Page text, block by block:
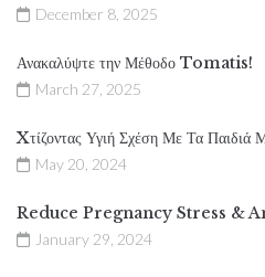
December 8, 2025
Ανακαλύψτε την Μέθοδο Tomatis!
March 27, 2025
Xτίζοντας Υγιή Σχέση Με Τα Παιδιά
May 20, 2024
Reduce Pregnancy Stress &
January 29, 2024